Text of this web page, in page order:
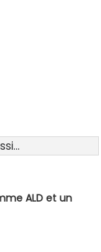
ALD et un